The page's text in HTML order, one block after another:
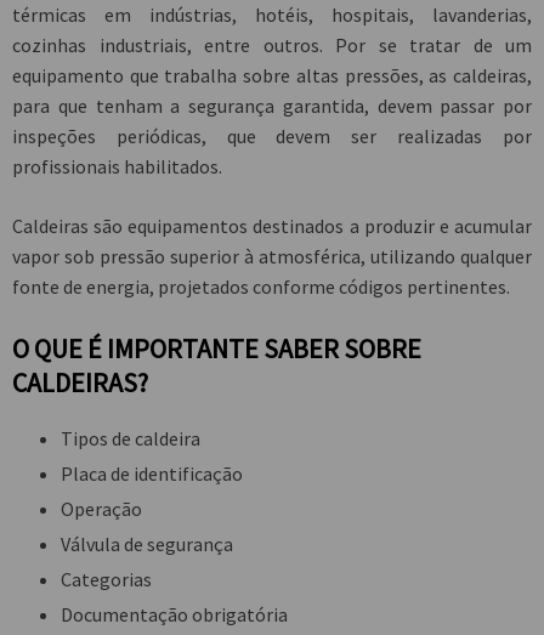
térmicas em indústrias, hotéis, hospitais, lavanderias,
cozinhas industriais, entre outros. Por se tratar de um
equipamento que trabalha sobre altas pressões, as caldeiras,
para que tenham a segurança garantida, devem passar por
inspeções periódicas, que devem ser realizadas por
profissionais habilitados.
Caldeiras são equipamentos destinados a produzir e acumular
vapor sob pressão superior à atmosférica, utilizando qualquer
fonte de energia, projetados conforme códigos pertinentes.
O QUE É IMPORTANTE SABER SOBRE
CALDEIRAS?
Tipos de caldeira
Placa de identificação
Operação
Válvula de segurança
Categorias
Documentação obrigatória